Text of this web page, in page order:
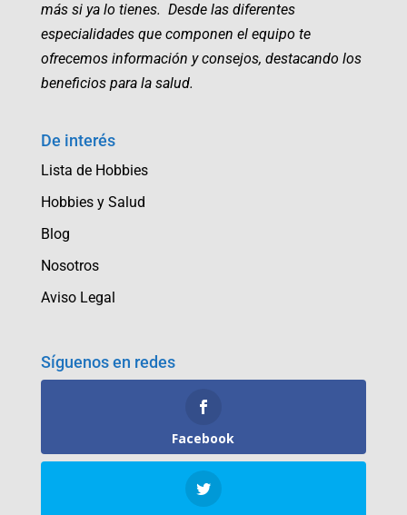
más si ya lo tienes. Desde las diferentes
especialidades que componen el equipo te
ofrecemos información y consejos, destacando los
beneficios para la salud.
De interés
Lista de Hobbies
Hobbies y Salud
Blog
Nosotros
Aviso Legal
Síguenos en redes
Facebook